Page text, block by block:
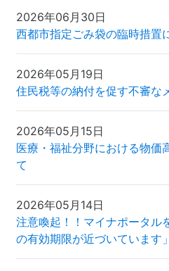
2026年06月30日
西都市指定ごみ袋の臨時措置
2026年05月19日
住民税等の納付を促す不審な
2026年05月15日
医療・福祉分野における物価
て
2026年05月14日
注意喚起！！マイナポータル
の有効期限が近づいています